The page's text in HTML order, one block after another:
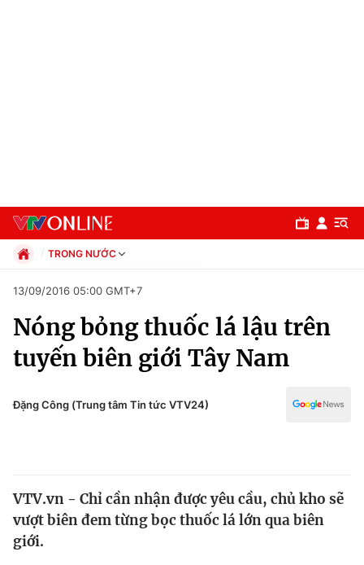
Chuyên mục
Chính trị
Xã hội
Y tế
TRONG NƯỚC
Xã hội
Pháp luật
Kinh tế
Thể thao
Văn hóa - Giải trí
Giáo dục
13/09/2016 05:00 GMT+7
Nóng bỏng thuốc lá lậu trên
tuyến biên giới Tây Nam
Đặng Công (Trung tâm Tin tức VTV24)
VTV.vn - Chỉ cần nhận được yêu cầu, chủ kho sẽ
vượt biên đem từng bọc thuốc lá lớn qua biên
giới.